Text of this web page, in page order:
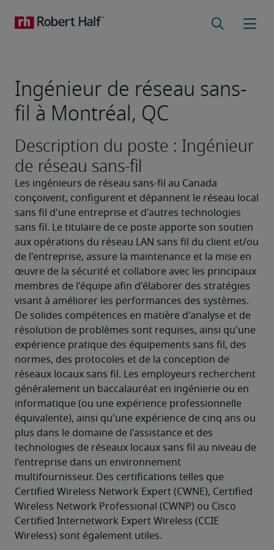
Ingénieur de réseau sans-
fil à Montréal, QC
Description du poste : Ingénieur
de réseau sans-fil
Les ingénieurs de réseau sans-fil au Canada
conçoivent, configurent et dépannent le réseau local
sans fil d'une entreprise et d'autres technologies
sans fil. Le titulaire de ce poste apporte son soutien
aux opérations du réseau LAN sans fil du client et/ou
de l'entreprise, assure la maintenance et la mise en
œuvre de la sécurité et collabore avec les principaux
membres de l'équipe afin d'élaborer des stratégies
visant à améliorer les performances des systèmes.
De solides compétences en matière d'analyse et de
résolution de problèmes sont requises, ainsi qu'une
expérience pratique des équipements sans fil, des
normes, des protocoles et de la conception de
réseaux locaux sans fil. Les employeurs recherchent
généralement un baccalauréat en ingénierie ou en
informatique (ou une expérience professionnelle
équivalente), ainsi qu'une expérience de cinq ans ou
plus dans le domaine de l'assistance et des
technologies de réseaux locaux sans fil au niveau de
l'entreprise dans un environnement
multifournisseur. Des certifications telles que
Certified Wireless Network Expert (CWNE), Certified
Wireless Network Professional (CWNP) ou Cisco
Certified Internetwork Expert Wireless (CCIE
Wireless) sont également utiles.